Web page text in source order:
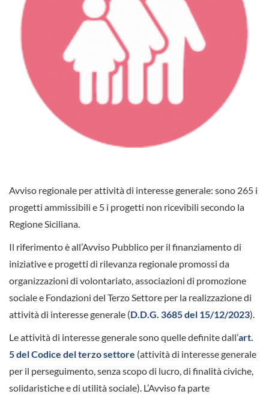
Avviso regionale per attività di interesse generale: sono 265 i
progetti ammissibili e 5 i progetti non ricevibili secondo la
Regione Siciliana.
Il riferimento è all’Avviso Pubblico per il finanziamento di
iniziative e progetti di rilevanza regionale promossi da
organizzazioni di volontariato, associazioni di promozione
sociale e Fondazioni del Terzo Settore per la realizzazione di
attività di interesse generale (D.D.G. 3685 del 15/12/2023).
Le attività di interesse generale sono quelle definite dall’art.
5 del Codice del terzo settore (attività di interesse generale
per il perseguimento, senza scopo di lucro, di finalità civiche,
solidaristiche e di utilità sociale). L’Avviso fa parte